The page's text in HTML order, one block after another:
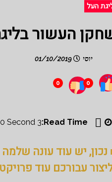
העל
העשור
יוסי 01/10/2019
0
0
Read Time:
3 Minute, 20 Second
נכון, יש עוד עונה
עבורכם עוד